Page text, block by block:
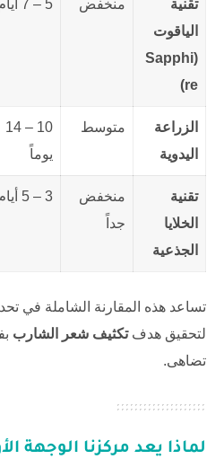
تقنية
الياقوت
(Sapphi
re)
منخفض 5 – 7 أيام
الزراعة
اليدوية
متوسط
10 – 14
يوماً
تقنية
الخلايا
الجذعية
منخفض
جداً
3 – 5 أيام
تساعد هذه المقارنة الشاملة في
لتحقيق هدفتكثيف شعر الشارب
تضاهى.
لماذا يعد مركزنا الوجهة